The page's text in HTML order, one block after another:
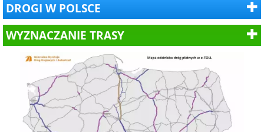
DROGI W POLSCE
WYZNACZANIE TRASY